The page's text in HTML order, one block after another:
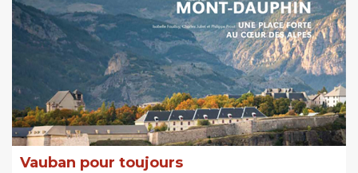
Vauban pour toujours